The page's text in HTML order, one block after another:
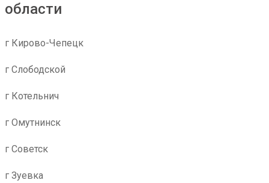
области
г Кирово-Чепецк
г Слободской
г Котельнич
г Омутнинск
г Советск
г Зуевка